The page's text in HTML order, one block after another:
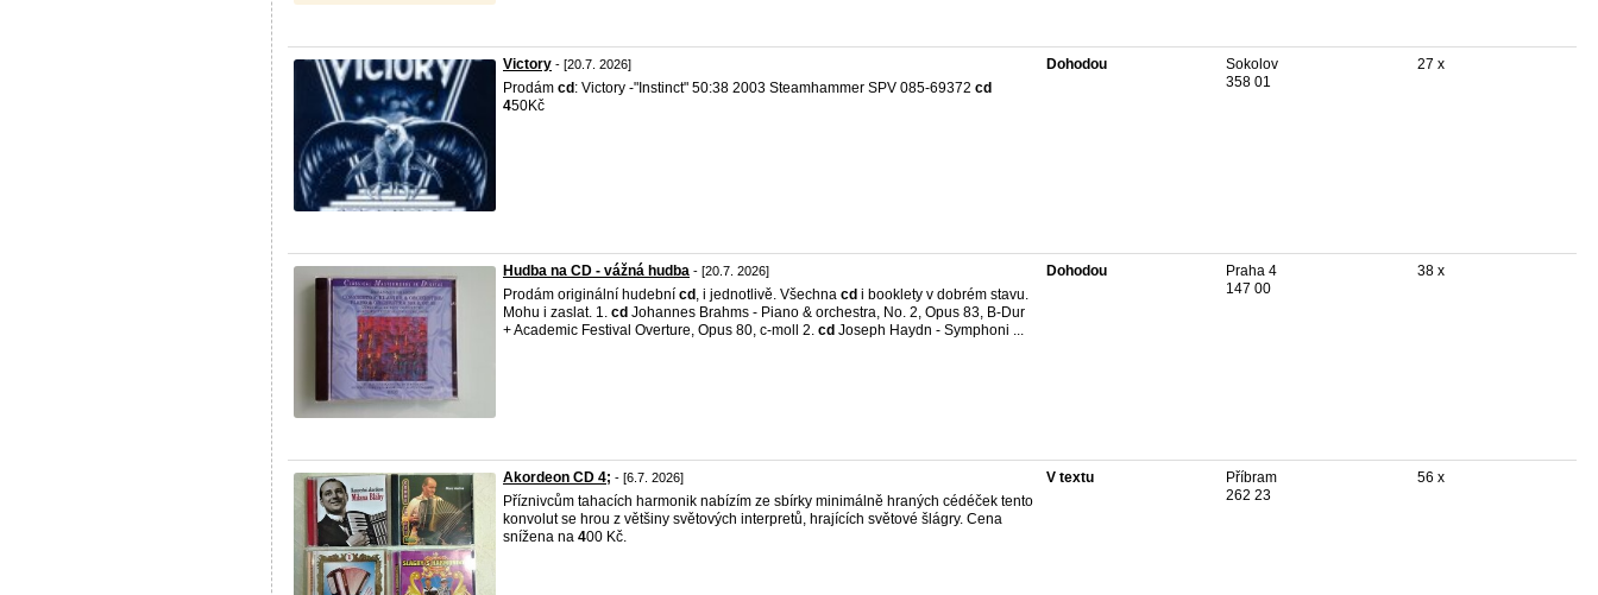
Victory - [20.7. 2026]
Prodám cd : Victory -"Instinct" 50:38 2003 Steamhammer SPV 085-69372 cd
450Kč
Dohodou
Sokolov
358 01
27 x
Hudba na CD - vážná hudba - [20.7. 2026]
Prodám originální hudební cd , i jednotlivě. Všechna cd i booklety v dobrém stavu.
Mohu i zaslat. 1. cd Johannes Brahms - Piano & orchestra, No. 2, Opus 83, B-Dur
+ Academic Festival Overture, Opus 80, c-moll 2. cd Joseph Haydn - Symphoni ...
Dohodou
Praha 4
147 00
38 x
Akordeon CD 4; - [6.7. 2026]
Příznivcům tahacích harmonik nabízím ze sbírky minimálně hraných cédéček tento
konvolut se hrou z většiny světových interpretů, hrajících světové šlágry. Cena
snížena na 400 Kč.
V textu
Příbram
262 23
56 x